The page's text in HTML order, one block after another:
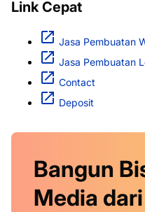
Link Cepat
Jasa Pembuatan
Jasa Pembuatan
Contact
Deposit
Bangun
Media